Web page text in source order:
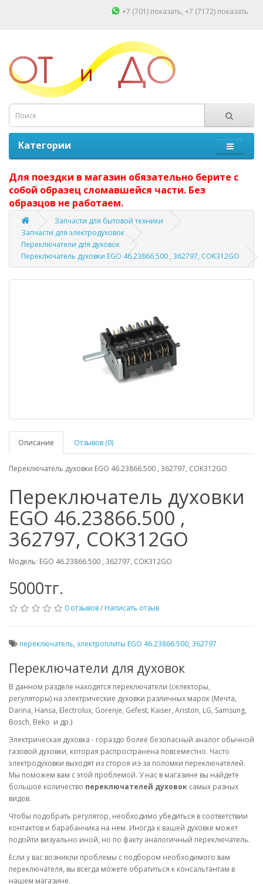
+7 (701) показать, +7 (7172) показать
Категории
Для поездки в магазин обязательно берите с
собой образец сломавшейся части. Без
образцов не работаем.
Запчасти для бытовой техники
Запчасти для электродуховок
Переключатели для духовок
Переключатель духовки EGO 46.23866.500 , 362797, COK312GO
Описание Отзывов (0)
Переключатель духовки EGO 46.23866.500 , 362797, COK312GO
Переключатель духовки
EGO 46.23866.500 ,
362797, COK312GO
Модель: EGO 46.23866.500 , 362797, COK312GO
5000тг.
0 отзывов/ Написать отзыв
переключатель, электроплиты EGO 46.23866.500, 362797
Переключатели для духовок
В данном разделе находятся переключатели (селекторы,
регуляторы) на электрические духовки различных марок (Мечта,
Darina, Hansa, Electrolux, Gorenje, Gefest, Kaiser, Ariston, LG, Samsung,
Bosch, Beko и др.)
Электрическая духовка - гораздо более безопасный аналог обычной
газовой духовки, которая распространена повсеместно. Часто
электродуховки выходят из стороя из-за поломки переключателей.
Мы поможем вам с этой проблемой. У нас в магазине вы найдете
большое количество переключателей духовок самых разных
видов.
Чтобы подобрать регулятор, необходимо убедиться в соответствии
контактов и барабанчика на нем. Иногда к вашей духовке может
подойти визуально иной, но по факту аналогичный переключатель.
Если у вас возникли проблемы с подбором необходимого вам
переключателя, вы всегда можете обратиться к консальтантам в
нашем магазине.